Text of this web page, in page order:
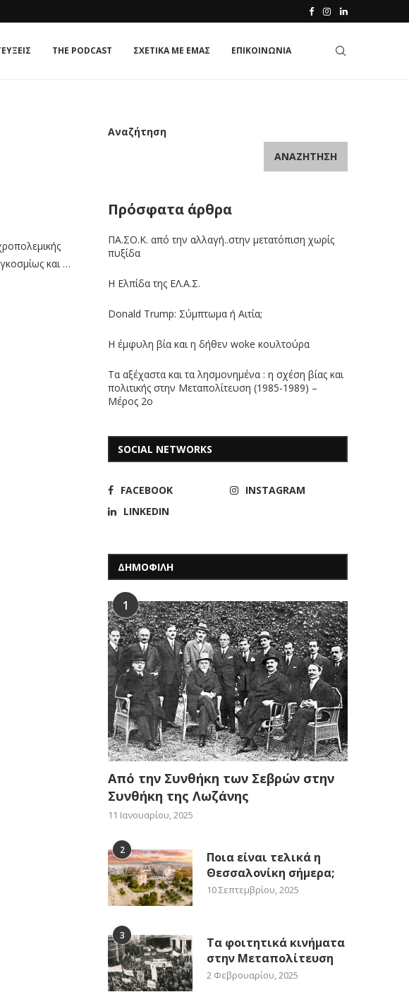
THE PODCAST ΣΧΕΤΙΚΑ ΜΕ ΕΜΑΣ ΕΠΙΚΟΙΝΩΝΙΑ
και …
Αναζήτηση
ΑΝΑΖΉΤΗΣΗ
Πρόσφατα άρθρα
ΠΑ.ΣΟ.Κ. από την αλλαγή..στην μετατόπιση χωρίς
πυξίδα
Η Ελπίδα της ΕΛ.Α.Σ.
Donald Trump: Σύμπτωμα ή Αιτία;
Η έμφυλη βία και η δήθεν woke κουλτούρα
Τα αξέχαστα και τα λησμονημένα : η σχέση βίας και
πολιτικής στην Μεταπολίτευση (1985-1989) –
Μέρος 2ο
SOCIAL NETWORKS
FACEBOOK
INSTAGRAM
LINKEDIN
ΔΗΜΟΦΙΛΗ
1
Από την Συνθήκη των Σεβρών στην
Συνθήκη της Λωζάνης
11 Ιανουαρίου, 2025
2
Ποια είναι τελικά η
Θεσσαλονίκη σήμερα;
10 Σεπτεμβρίου, 2025
3
Τα φοιτητικά κινήματα
στην Μεταπολίτευση
2 Φεβρουαρίου, 2025